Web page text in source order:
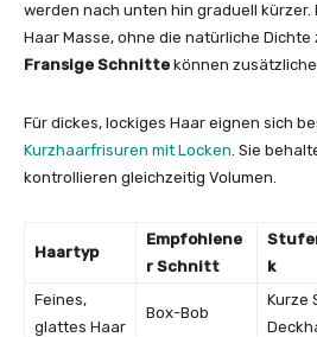
werden nach unten hin graduell kürzer.
Haar Masse, ohne die natürliche
Fransige Schnitte können
Für dickes, lockiges Haar eignen sich
Kurzhaarfrisuren mit Locken. Sie
kontrollieren gleichzeitig Volumen.
Haartyp
Empfohlene
r Schnitt
k
Feines,
glattes Haar
Box-Bob
Kurze